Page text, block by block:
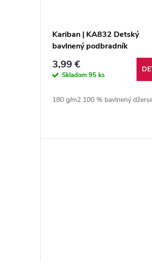
Kariban | KA832 Detský
bavlnený podbradník
3,99 €
Skladom 95 ks
180 g/m2 100 % bavlnený